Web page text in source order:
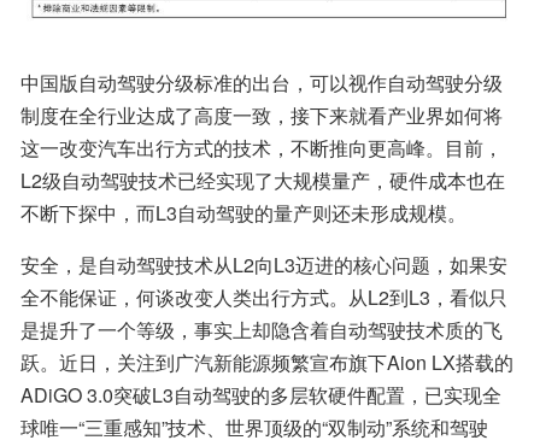
中国版自动驾驶分级标准的出台，可以视作自动驾驶分级
制度在全行业达成了高度一致，接下来就看产业界如何将
这一改变汽车出行方式的技术，不断推向更高峰。目前，
L2级自动驾驶技术已经实现了大规模量产，硬件成本也在
不断下探中，而L3自动驾驶的量产则还未形成规模。
安全，是自动驾驶技术从L2向L3迈进的核心问题，如果安
全不能保证，何谈改变人类出行方式。从L2到L3，看似只
是提升了一个等级，事实上却隐含着自动驾驶技术质的飞
跃。近日，关注到广汽新能源频繁宣布旗下Aion LX搭载的
ADiGO 3.0突破L3自动驾驶的多层软硬件配置，已实现全
球唯一“三重感知”技术、世界顶级的“双制动”系统和驾驶